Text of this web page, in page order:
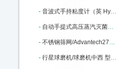
- 音波式手持粘度计（英 Hydramotion）中西 型号:BH51-VL7-100B-d21-TS库号：M343903
- 自动手提式高压蒸汽灭菌器/ 中西型号:HC15-YXQ-LS-18SI库号：M369476
- 不锈钢筛网/Advantech270目53um中西 型号:375956库号：M375956
- 行星球磨机/球磨机中西 型号:TC06-XQM-4库号：M395264